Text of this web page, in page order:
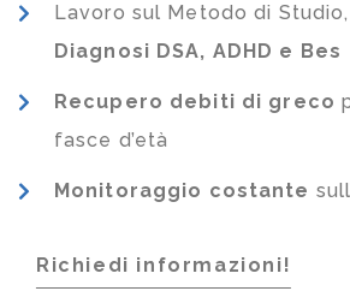
Lavoro sul Metodo di
Diagnosi DSA, ADHD e Bes
Recupero debiti di greco
fasce d’età
Monitoraggio costante
Richiedi informazioni!